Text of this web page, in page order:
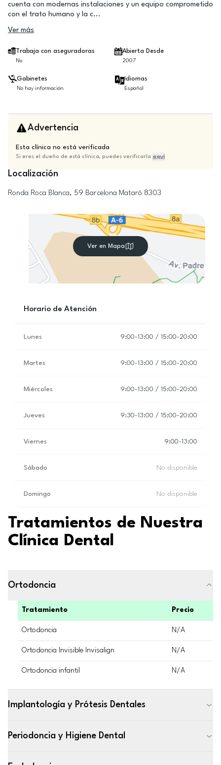
cuenta con modernas instalaciones y un equipo comprometido
con el trato humano y la c...
Ver más
Trabaja con aseguradoras
No
Abierta Desde
2007
Gabinetes
No hay información
Idiomas
Español
Advertencia
Esta clínica no está verificada
Si eres el dueño de está clínica, puedes verificarla aquí
Localización
Ronda Roca Blanca, 59 Barcelona Mataró 8303
Ver en Mapa
Horario de Atención
Lunes 9:00-13:00 / 15:00-20:00
Martes 9:00-13:00 / 15:00-20:00
Miércoles 9:00-13:00 / 15:00-20:00
Jueves 9:30-13:00 / 15:00-20:00
Viernes 9:00-13:00
Sábado No disponible
Domingo No disponible
Tratamientos de Nuestra
Clínica Dental
Ortodoncia
Tratamiento Precio
Ortodoncia N/A
Ortodoncia Invisible Invisalign N/A
Ortodoncia infantil N/A
Implantología y Prótesis Dentales
Periodoncia y Higiene Dental